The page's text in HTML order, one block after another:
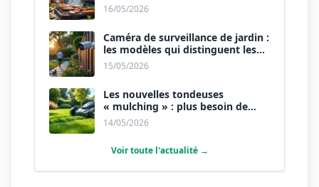
16/05/2026
Caméra de surveillance de jardin :
les modèles qui distinguent les
humains des animaux.
15/05/2026
Les nouvelles tondeuses
« mulching » : plus besoin de
ramasser l’herbe.
14/05/2026
Voir toute l'actualité →